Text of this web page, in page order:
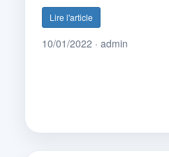
Lire l'article
10/01/2022 · admin